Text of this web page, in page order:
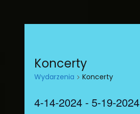
Koncerty
Wydarzenia Koncerty
4-14-2024 - 5-19-2024